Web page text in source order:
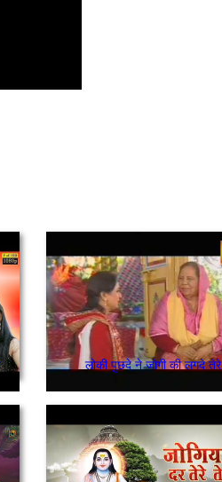
लोकी पुछदे ने जोगी की लगदे तेरे